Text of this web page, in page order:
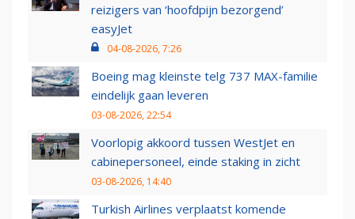
reizigers van ‘hoofdpijn bezorgend’
easyJet
04-08-2026, 7:26
Boeing mag kleinste telg 737 MAX-familie
eindelijk gaan leveren
03-08-2026, 22:54
Voorlopig akkoord tussen WestJet en
cabinepersoneel, einde staking in zicht
03-08-2026, 14:40
Turkish Airlines verplaatst komende